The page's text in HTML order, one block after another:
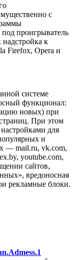
с
под проигрыватель
надстройка к
Firefox, Opera и
системе
функционал:
новых) при
При этом
для
и
— mail.ru, vk.com,
youtube.com,
сайтов,
вредоносная
рекламные блоки.